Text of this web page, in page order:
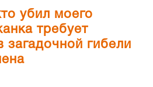
убил моего
требует
загадочной гибели